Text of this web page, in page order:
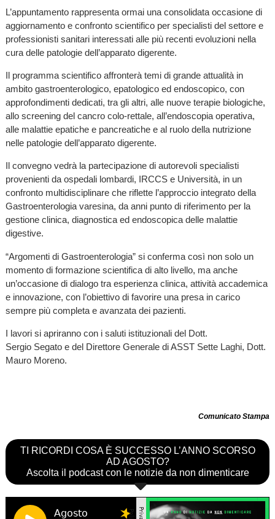
L’appuntamento rappresenta ormai una consolidata occasione di
aggiornamento e confronto scientifico per specialisti del settore e
professionisti sanitari interessati alle più recenti evoluzioni nella
cura delle patologie dell’apparato digerente.
Il programma scientifico affronterà temi di grande attualità in
ambito gastroenterologico, epatologico ed endoscopico, con
approfondimenti dedicati, tra gli altri, alle nuove terapie biologiche,
allo screening del cancro colo-rettale, all’endoscopia operativa,
alle malattie epatiche e pancreatiche e al ruolo della nutrizione
nelle patologie dell’apparato digerente.
Il convegno vedrà la partecipazione di autorevoli specialisti
provenienti da ospedali lombardi, IRCCS e Università, in un
confronto multidisciplinare che riflette l’approccio integrato della
Gastroenterologia varesina, da anni punto di riferimento per la
gestione clinica, diagnostica ed endoscopica delle malattie
digestive.
“Argomenti di Gastroenterologia” si conferma così non solo un
momento di formazione scientifica di alto livello, ma anche
un’occasione di dialogo tra esperienza clinica, attività accademica
e innovazione, con l’obiettivo di favorire una presa in carico
sempre più completa e avanzata dei pazienti.
I lavori si apriranno con i saluti istituzionali del Dott.
Sergio Segato e del Direttore Generale di ASST Sette Laghi, Dott.
Mauro Moreno.
Comunicato Stampa
TI RICORDI COSA È SUCCESSO L’ANNO SCORSO
AD AGOSTO?
Ascolta il podcast con le notizie da non dimenticare